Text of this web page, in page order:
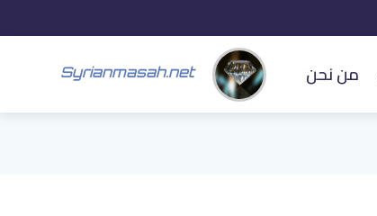
Syrianmasah.net من نحن